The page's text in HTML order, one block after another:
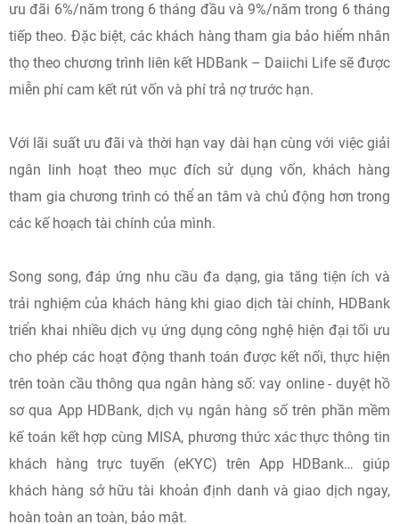
ưu đãi 6%/năm trong 6 tháng đầu và 9%/năm trong 6 tháng
tiếp theo. Đặc biệt, các khách hàng tham gia bảo hiểm nhân
thọ theo chương trình liên kết HDBank – Daiichi Life sẽ được
miễn phí cam kết rút vốn và phí trả nợ trước hạn.
Với lãi suất ưu đãi và thời hạn vay dài hạn cùng với việc giải
ngân linh hoạt theo mục đích sử dụng vốn, khách hàng
tham gia chương trình có thể an tâm và chủ động hơn trong
các kế hoạch tài chính của mình.
Song song, đáp ứng nhu cầu đa dạng, gia tăng tiện ích và
trải nghiệm của khách hàng khi giao dịch tài chính, HDBank
triển khai nhiều dịch vụ ứng dụng công nghệ hiện đại tối ưu
cho phép các hoạt động thanh toán được kết nối, thực hiện
trên toàn cầu thông qua ngân hàng số: vay online - duyệt hồ
sơ qua App HDBank, dịch vụ ngân hàng số trên phần mềm
kế toán kết hợp cùng MISA, phương thức xác thực thông tin
khách hàng trực tuyến (eKYC) trên App HDBank… giúp
khách hàng sở hữu tài khoản định danh và giao dịch ngay,
hoàn toàn an toàn, bảo mật.